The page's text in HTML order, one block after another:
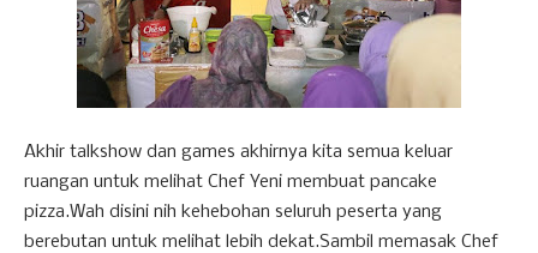
Akhir talkshow dan games akhirnya kita semua keluar
ruangan untuk melihat Chef Yeni membuat pancake
pizza.Wah disini nih kehebohan seluruh peserta yang
berebutan untuk melihat lebih dekat.Sambil memasak Chef